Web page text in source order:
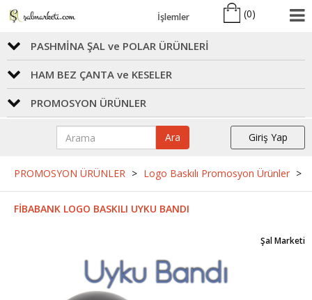
İşlemler (0)
PASHMİNA ŞAL ve POLAR ÜRÜNLERİ
HAM BEZ ÇANTA ve KESELER
PROMOSYON ÜRÜNLER
Ara Giriş Yap
PROMOSYON ÜRÜNLER > Logo Baskılı Promosyon Ürünler >
FİBABANK LOGO BASKILI UYKU BANDI
Şal Marketi